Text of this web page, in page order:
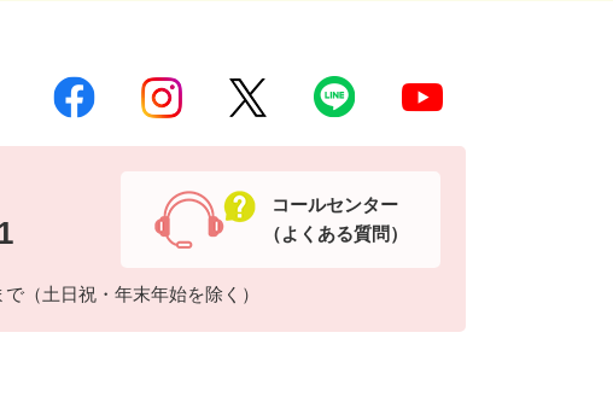
（土日祝・年末年始を除く）
コールセンター
（よくある質問）